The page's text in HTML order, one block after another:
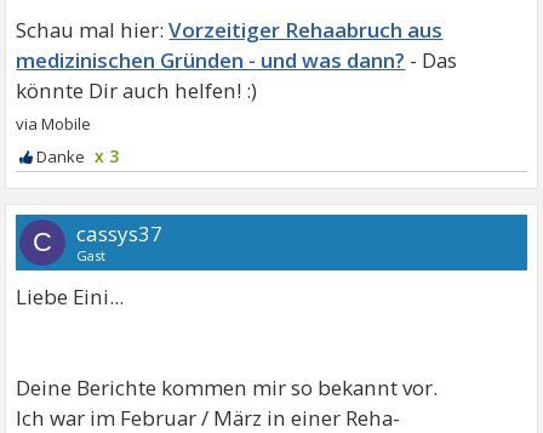
Vorzeitiger Rehaabruch aus
medizinischen Gründen - und was dann?
x 3
C cassys37
Gast
Liebe Eini...
Deine Berichte kommen mir so bekannt vor.
Ich war im Februar / März in einer Reha-